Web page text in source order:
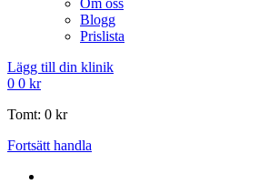
Om oss
Blogg
Prislista
Lägg till din klinik
0 0 kr
Tomt: 0 kr
Fortsätt handla